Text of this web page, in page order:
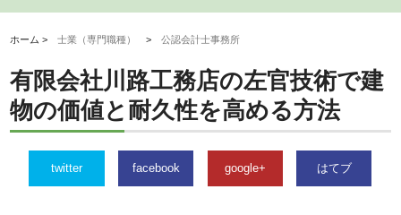
ホーム >士業（専門職種） >公認会計士事務所
有限会社川路工務店の左官技術で建
物の価値と耐久性を高める方法
twitter facebook google+ はてブ